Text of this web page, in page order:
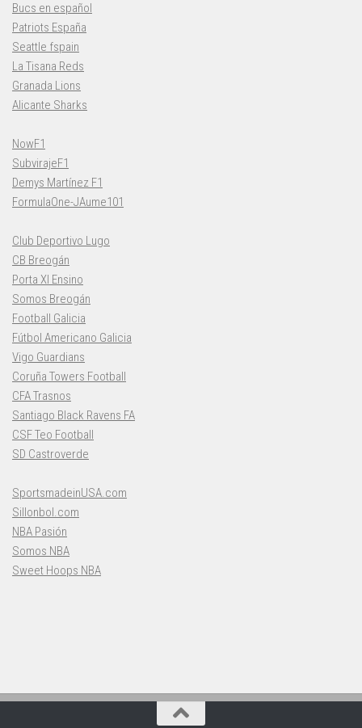
Bucs en español
Patriots España
Seattle fspain
La Tisana Reds
Granada Lions
Alicante Sharks
NowF1
SubvirajeF1
Demys Martínez F1
FormulaOne-JAume101
Club Deportivo Lugo
CB Breogán
Porta XI Ensino
Somos Breogán
Football Galicia
Fútbol Americano Galicia
Vigo Guardians
Coruña Towers Football
CFA Trasnos
Santiago Black Ravens FA
CSF Teo Football
SD Castroverde
SportsmadeinUSA.com
Sillonbol.com
NBA Pasión
Somos NBA
Sweet Hoops NBA